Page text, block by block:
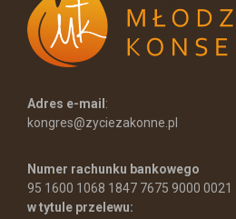
Adres e-mail :
kongres@zyciezakonne.pl
Numer rachunku bankowego
95 1600 1068 1847 7675 9000 0021
w tytule przelewu: